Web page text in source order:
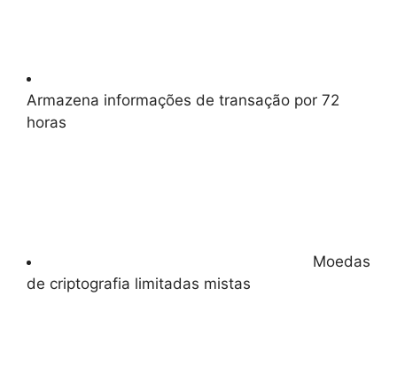
Armazena informações de transação por 72
horas
Moedas
de criptografia limitadas mistas